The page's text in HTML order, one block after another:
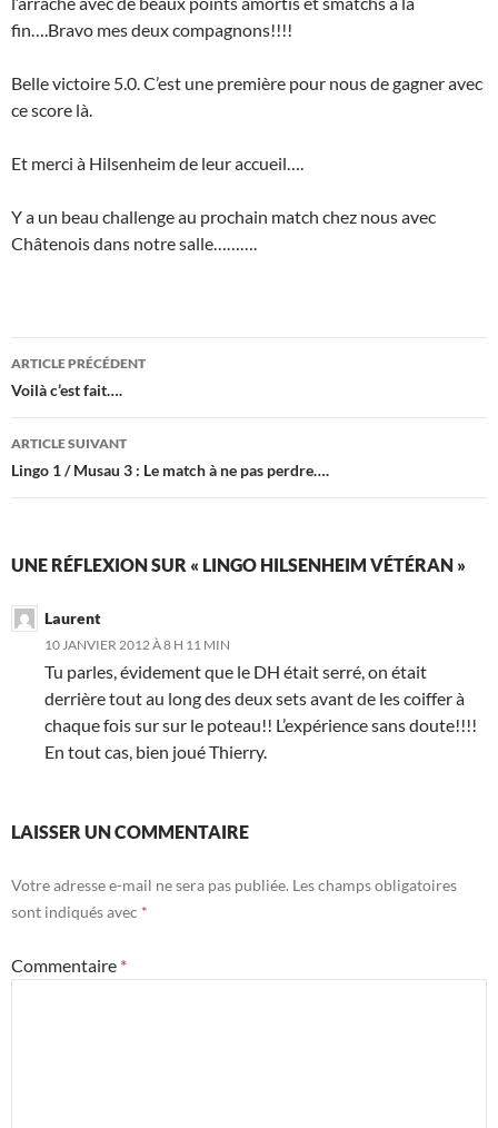
fin….Bravo mes deux compagnons!!!!
Belle victoire 5.0. C’est une première pour nous de gagner avec
ce score là.
Et merci à Hilsenheim de leur accueil….
Y a un beau challenge au prochain match chez nous avec
Châtenois dans notre salle……….
Navigation
des
articles
ARTICLE PRÉCÉDENT
Voilà c’est fait….
ARTICLE SUIVANT
Lingo 1 / Musau 3 : Le match à ne pas perdre….
UNE RÉFLEXION SUR « LINGO HILSENHEIM VÉTÉRAN »
Laurent
10 JANVIER 2012 À 8 H 11 MIN
Tu parles, évidement que le DH était serré, on était
derrière tout au long des deux sets avant de les coiffer à
chaque fois sur sur le poteau!! L’expérience sans doute!!!!
En tout cas, bien joué Thierry.
LAISSER UN COMMENTAIRE
Votre adresse e-mail ne sera pas publiée. Les champs obligatoires
sont indiqués avec *
Commentaire *